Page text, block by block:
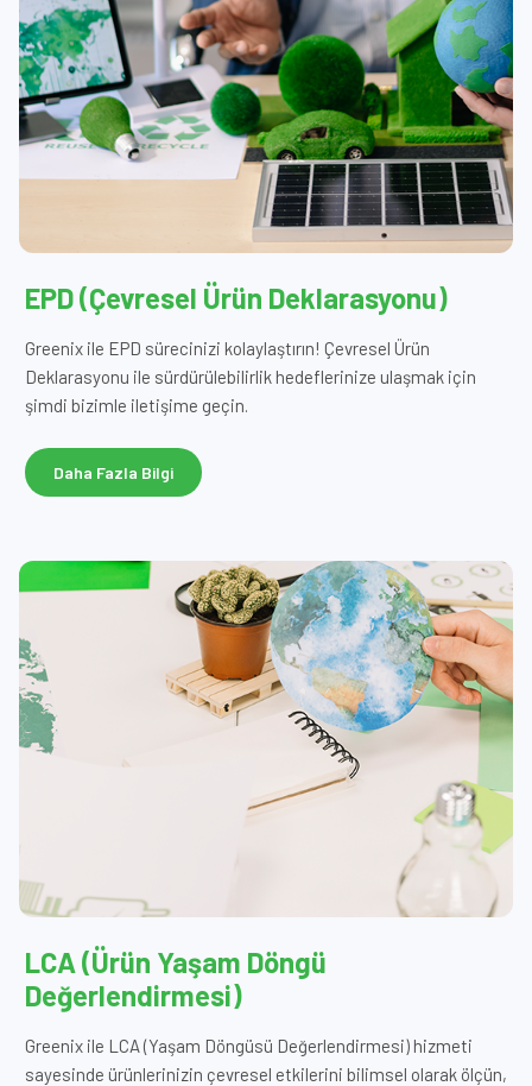
EPD (Çevresel Ürün Deklarasyonu)
Greenix ile EPD sürecinizi kolaylaştırın! Çevresel Ürün
Deklarasyonu ile sürdürülebilirlik hedeflerinize ulaşmak için
şimdi bizimle iletişime geçin.
Daha Fazla Bilgi
LCA (Ürün Yaşam Döngü
Değerlendirmesi)
Greenix ile LCA (Yaşam Döngüsü Değerlendirmesi) hizmeti
sayesinde ürünlerinizin çevresel etkilerini bilimsel olarak ölçün,